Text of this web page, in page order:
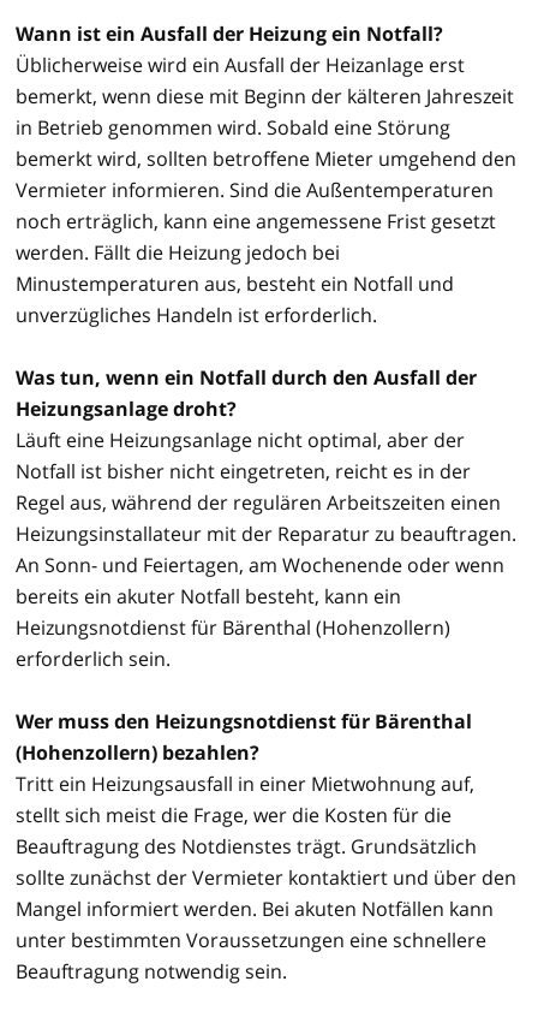
Wann ist ein Ausfall der Heizung ein Notfall?
Üblicherweise wird ein Ausfall der Heizanlage erst
bemerkt, wenn diese mit Beginn der kälteren Jahreszeit
in Betrieb genommen wird. Sobald eine Störung
bemerkt wird, sollten betroffene Mieter umgehend den
Vermieter informieren. Sind die Außentemperaturen
noch erträglich, kann eine angemessene Frist gesetzt
werden. Fällt die Heizung jedoch bei
Minustemperaturen aus, besteht ein Notfall und
unverzügliches Handeln ist erforderlich.
Was tun, wenn ein Notfall durch den Ausfall der
Heizungsanlage droht?
Läuft eine Heizungsanlage nicht optimal, aber der
Notfall ist bisher nicht eingetreten, reicht es in der
Regel aus, während der regulären Arbeitszeiten einen
Heizungsinstallateur mit der Reparatur zu beauftragen.
An Sonn- und Feiertagen, am Wochenende oder wenn
bereits ein akuter Notfall besteht, kann ein
Heizungsnotdienst für Bärenthal (Hohenzollern)
erforderlich sein.
Wer muss den Heizungsnotdienst für Bärenthal
(Hohenzollern) bezahlen?
Tritt ein Heizungsausfall in einer Mietwohnung auf,
stellt sich meist die Frage, wer die Kosten für die
Beauftragung des Notdienstes trägt. Grundsätzlich
sollte zunächst der Vermieter kontaktiert und über den
Mangel informiert werden. Bei akuten Notfällen kann
unter bestimmten Voraussetzungen eine schnellere
Beauftragung notwendig sein.